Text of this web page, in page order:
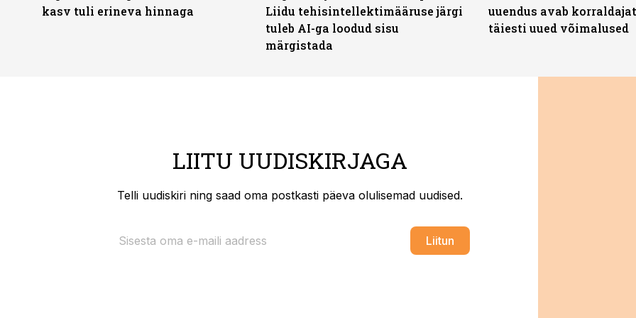
kasv tuli erineva hinnaga
Liidu tehisintellektimääruse järgi
tuleb AI-ga loodud sisu
märgistada
uuendus avab
täiesti uued võimalused
LIITU UUDISKIRJAGA
Telli uudiskiri ning saad oma postkasti päeva olulisemad uudised.
Liitun